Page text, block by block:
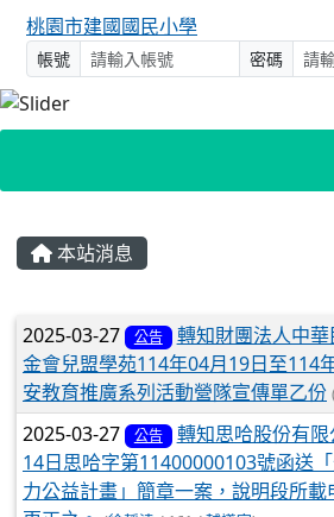
桃園市建國國民小學
帳號 密碼
主內容區域
本站消息
文章列表
2025-03-27 公告
轉知財團法人中
金會兒盟學苑114年04月19日至114
安教育推廣系列活動營隊宣傳單乙份 (
2025-03-27 公告
轉知思哈股份有
14日思哈字第11400000103號函送
力公益計畫」簡章一案，說明段所